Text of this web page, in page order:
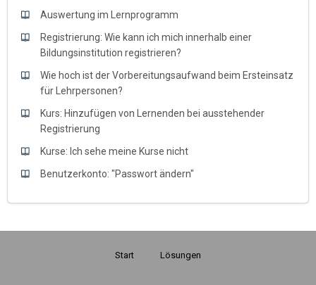
Auswertung im Lernprogramm
Registrierung: Wie kann ich mich innerhalb einer
Bildungsinstitution registrieren?
Wie hoch ist der Vorbereitungsaufwand beim Ersteinsatz
für Lehrpersonen?
Kurs: Hinzufügen von Lernenden bei ausstehender
Registrierung
Kurse: Ich sehe meine Kurse nicht
Benutzerkonto: "Passwort ändern"
Start Lösungen